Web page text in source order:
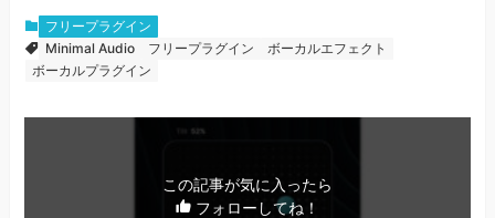
フリープラグイン
Minimal Audio
フリープラグイン
ボーカルエフェクト
ボーカルプラグイン
この記事が気に入ったら
フォローしてね！